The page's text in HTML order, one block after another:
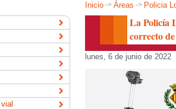
Inicio -> Áreas -> Policia
La Policía
correcto
lunes, 6 de junio de 2022